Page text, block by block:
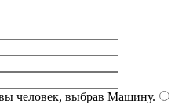
человек, выбрав Машину.